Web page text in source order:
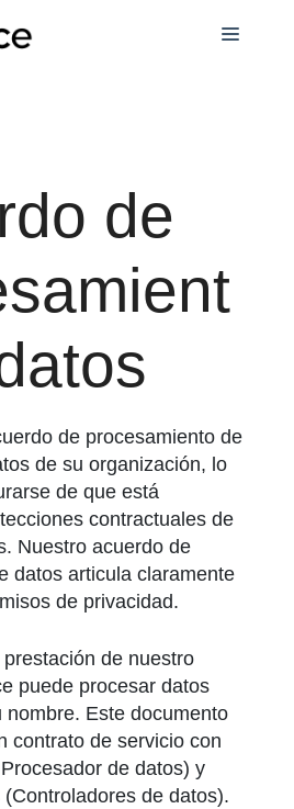
Menú
de
de procesamiento de
de su organización, lo
de que está
contractuales de
Nuestro acuerdo de
datos articula claramente
de privacidad.
de nuestro
puede procesar datos
nombre. Este documento
contrato de servicio con
de datos) y
de datos).